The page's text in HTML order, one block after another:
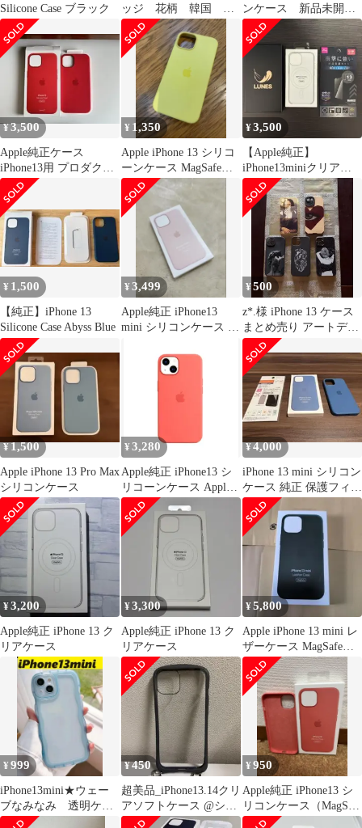
Silicone Case ブラック
ッジ 花柄 韓国 透
明ケース 可愛すぎる
ンケース 新品未開
封 赤
¥3,500
Apple純正ケース
iPhone13用 プロダクト
レッド
¥ 1,350
Apple iPhone 13 シリコ
ーンケース MagSafe対
応 イエロー
¥3,500
【Apple純正】
iPhone13miniクリアケ
ース(おまけ付き)
¥ 1,500
【純正】iPhone 13
Silicone Case Abyss Blue
¥3,499
Apple純正 iPhone13
mini シリコンケース ピ
¥500
z*.様 iPhone 13 ケース
まとめ売り アートデザ
イン ソフトケース
¥1,500
Apple iPhone 13 Pro Max
シリコンケース
¥ 3,280
Apple純正 iPhone13 シ
リコーンケース Apple
MagSafe対応
MM253FE/A アップル
純正正規品
¥4,000
iPhone 13 mini シリコン
ケース 純正 保護フィル
ムセット
¥3,200
Apple純正 iPhone 13 ク
リアケース
¥3,300
Apple純正 iPhone 13 ク
リアケース
¥5,800
Apple iPhone 13 mini レ
ザーケース MagSafe対
応
¥999
iPhone13mini★ウェー
ブなみなみ 透明ケー
ス iPhoneケースブルー
¥450
超美品_iPhone13.14クリ
アソフトケース @ショ
ルダーひも付き
¥950
Apple純正 iPhone13 シ
リコンケース（MagSafe
対応）